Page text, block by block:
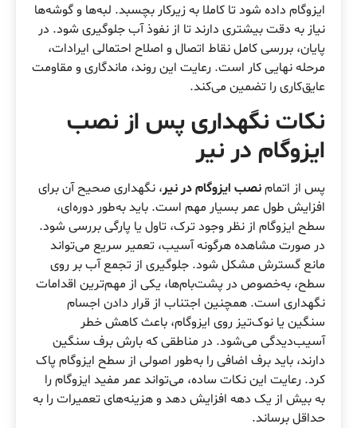
ایزوگام داده شود تا کاملا به زیرکار بچسبد. لبه‌ها و گوشه‌ها
نیاز به دقت بیشتری دارند تا از نفوذ آب جلوگیری شود. در
پایان، بررسی کامل نقاط اتصال و اصلاح احتمالی ایرادات،
مرحله نهایی کار است. رعایت این روند، ماندگاری و مقاومت
عایق‌کاری را تضمین می‌کند.
نکات نگهداری پس از نصب
ایزوگام در نیر
پس از اتمامنصب ایزوگام در نیر، نگهداری صحیح آن برای
افزایش طول عمر بسیار مهم است. باید به‌طور دوره‌ای،
سطح ایزوگام از نظر وجود ترک، تاول یا پارگی بررسی شود.
در صورت مشاهده هرگونه آسیب، تعمیر سریع می‌تواند
مانع گسترش مشکل شود. جلوگیری از تجمع آب بر روی
سطح، به‌خصوص در پشت‌بام‌ها، یکی از مهم‌ترین اقدامات
نگهداری است. همچنین اجتناب از قرار دادن اجسام
سنگین یا نوک‌تیز روی ایزوگام، باعث کاهش خطر
آسیب‌دیدگی می‌شود. در مناطقی که بارش برف سنگین
دارند، باید برف اضافی را به‌طور اصولی از سطح ایزوگام پاک
کرد. رعایت این نکات ساده، می‌تواند عمر مفید ایزوگام را
به بیش از یک دهه افزایش دهد و هزینه‌های تعمیرات را به
حداقل برساند.